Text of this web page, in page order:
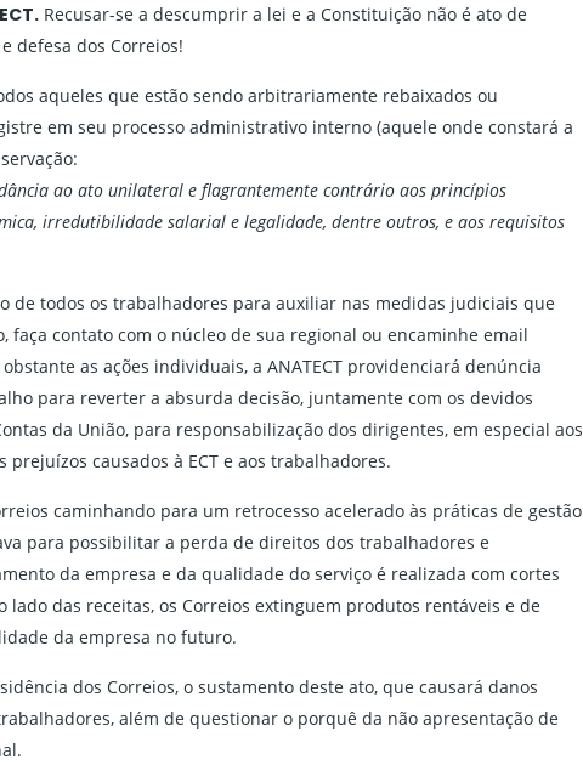
Recusar-se a descumprir a lei e a Constituição não é ato de
defesa dos Correios!
aqueles que estão sendo arbitrariamente rebaixados ou
em seu processo administrativo interno (aquele onde constará a
ao ato unilateral e flagrantemente contrário aos princípios
irredutibilidade salarial e legalidade, dentre outros, e aos requisitos
de todos os trabalhadores para auxiliar nas medidas judiciais que
faça contato com o núcleo de sua regional ou encaminhe email
as ações individuais, a ANATECT providenciará denúncia
para reverter a absurda decisão, juntamente com os devidos
da União, para responsabilização dos dirigentes, em especial aos
prejuízos causados à ECT e aos trabalhadores.
caminhando para um retrocesso acelerado às práticas de gestão
para possibilitar a perda de direitos dos trabalhadores e
da empresa e da qualidade do serviço é realizada com cortes
lado das receitas, os Correios extinguem produtos rentáveis e de
da empresa no futuro.
dos Correios, o sustamento deste ato, que causará danos
além de questionar o porquê da não apresentação de